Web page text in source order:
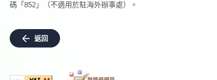
碼「852」（不適用於駐海外辦事處）。
返回